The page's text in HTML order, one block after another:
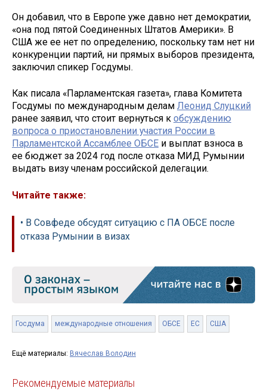
Он добавил, что в Европе уже давно нет демократии,
«она под пятой Соединенных Штатов Америки». В
США же ее нет по определению, поскольку там нет ни
конкуренции партий, ни прямых выборов президента,
заключил спикер Госдумы.
Как писала «Парламентская газета», глава Комитета
Госдумы по международным делам Леонид Слуцкий
ранее заявил, что стоит вернуться к обсуждению
вопроса о приостановлении участия России в
Парламентской Ассамблее ОБСЕ и выплат взноса в
ее бюджет за 2024 год после отказа МИД Румынии
выдать визу членам российской делегации.
Читайте также:
• В Совфеде обсудят ситуацию с ПА ОБСЕ после
отказа Румынии в визах
Госдума международные отношения ОБСЕ ЕС США
Ещё материалы: Вячеслав Володин
Рекомендуемые материалы